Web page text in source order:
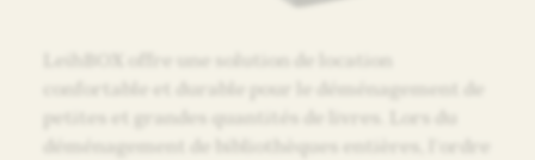
LeihBOX offre une solution de location
confortable et durable pour le déménagement de
petites et grandes quantités de livres. Lors du
déménagement de bibliothèques entières, l’ordre